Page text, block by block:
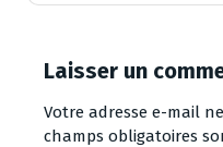
Laisser un
Votre adresse e-mail
champs obligatoires